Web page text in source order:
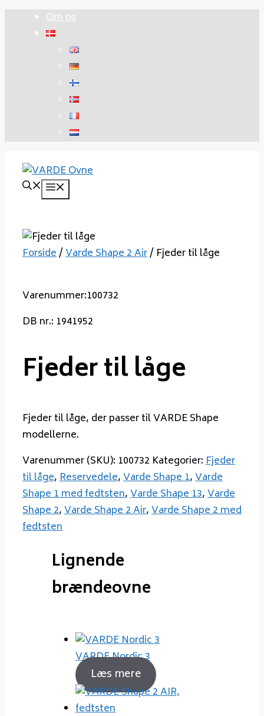
Om os
Forside/Varde Shape 2 Air/ Fjeder til låge
Varenummer:100732
DB nr.: 1941952
Fjeder til låge
Fjeder til låge, der passer til VARDE Shape
modellerne.
Varenummer (SKU): 100732 Kategorier:Fjeder
til låge,Reservedele,Varde Shape 1,Varde
Shape 1 med fedtsten,Varde Shape 13,Varde
Shape 2,Varde Shape 2 Air,Varde Shape 2 med
fedtsten
Lignende
brændeovne
VARDE Nordic 3
Læs mere